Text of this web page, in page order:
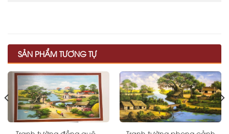
SẢN PHẨM TƯƠNG TỰ